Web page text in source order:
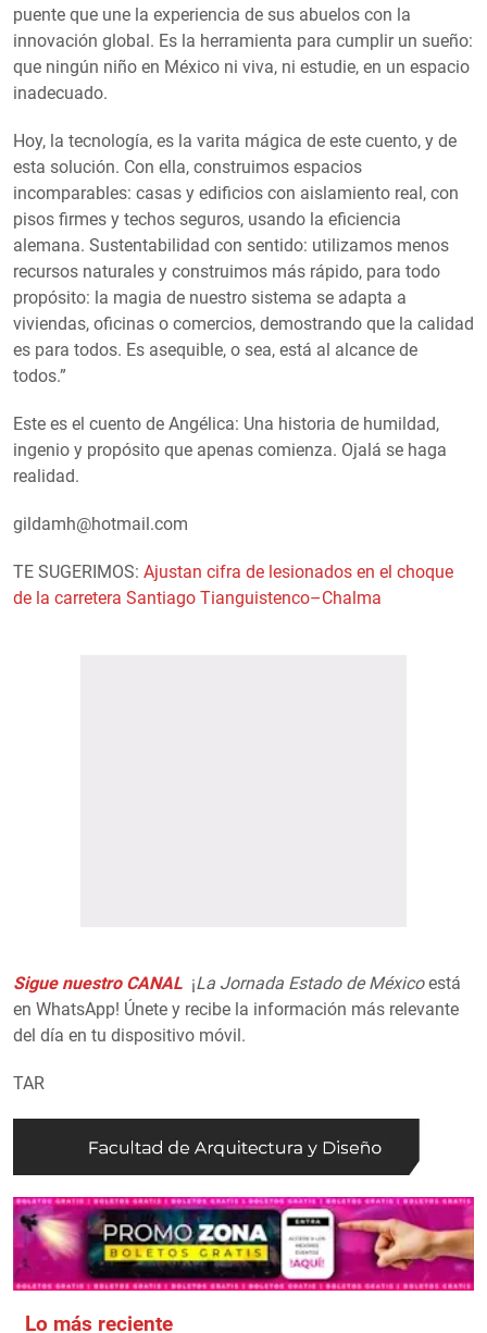
puente que une la experiencia de sus abuelos con la
innovación global. Es la herramienta para cumplir un sueño:
que ningún niño en México ni viva, ni estudie, en un espacio
inadecuado.
Hoy, la tecnología, es la varita mágica de este cuento, y de
esta solución. Con ella, construimos espacios
incomparables: casas y edificios con aislamiento real, con
pisos firmes y techos seguros, usando la eficiencia
alemana. Sustentabilidad con sentido: utilizamos menos
recursos naturales y construimos más rápido, para todo
propósito: la magia de nuestro sistema se adapta a
viviendas, oficinas o comercios, demostrando que la calidad
es para todos. Es asequible, o sea, está al alcance de
todos.”
Este es el cuento de Angélica: Una historia de humildad,
ingenio y propósito que apenas comienza. Ojalá se haga
realidad.
gildamh@hotmail.com
TE SUGERIMOS: Ajustan cifra de lesionados en el choque
de la carretera Santiago Tianguistenco–Chalma
Sigue nuestro CANAL ¡La Jornada Estado de Méxicoestá
en WhatsApp! Únete y recibe la información más relevante
del día en tu dispositivo móvil.
TAR
Lo más reciente